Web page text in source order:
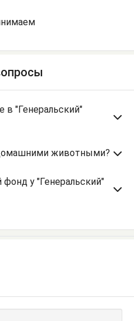
в "Генеральский"
животными?
у "Генеральский"